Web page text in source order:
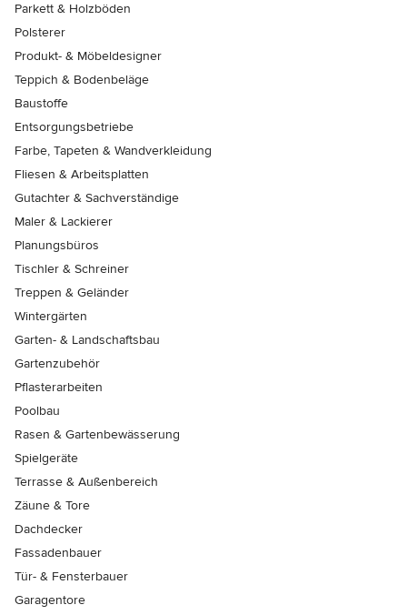
Parkett & Holzböden
Polsterer
Produkt- & Möbeldesigner
Teppich & Bodenbeläge
Baustoffe
Entsorgungsbetriebe
Farbe, Tapeten & Wandverkleidung
Fliesen & Arbeitsplatten
Gutachter & Sachverständige
Maler & Lackierer
Planungsbüros
Tischler & Schreiner
Treppen & Geländer
Wintergärten
Garten- & Landschaftsbau
Gartenzubehör
Pflasterarbeiten
Poolbau
Rasen & Gartenbewässerung
Spielgeräte
Terrasse & Außenbereich
Zäune & Tore
Dachdecker
Fassadenbauer
Tür- & Fensterbauer
Garagentore